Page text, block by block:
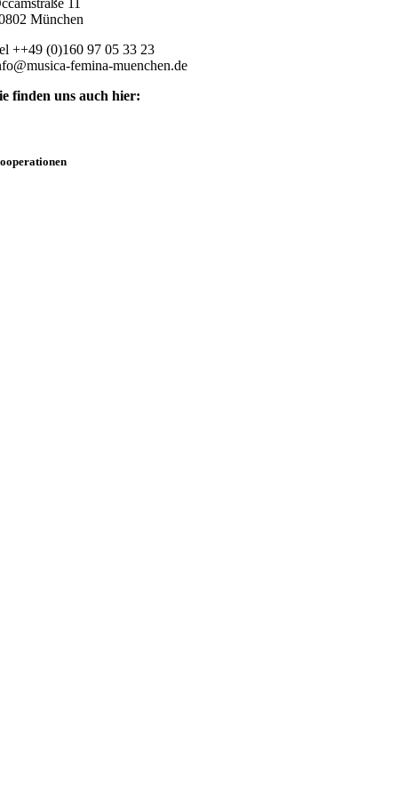
11
München
++49 (0)160 97 05 33 23
femina-muenchen.de
finden uns auch hier: